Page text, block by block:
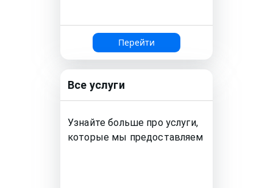
Перейти
Все услуги
Узнайте больше про услуги,
которые мы предоставляем